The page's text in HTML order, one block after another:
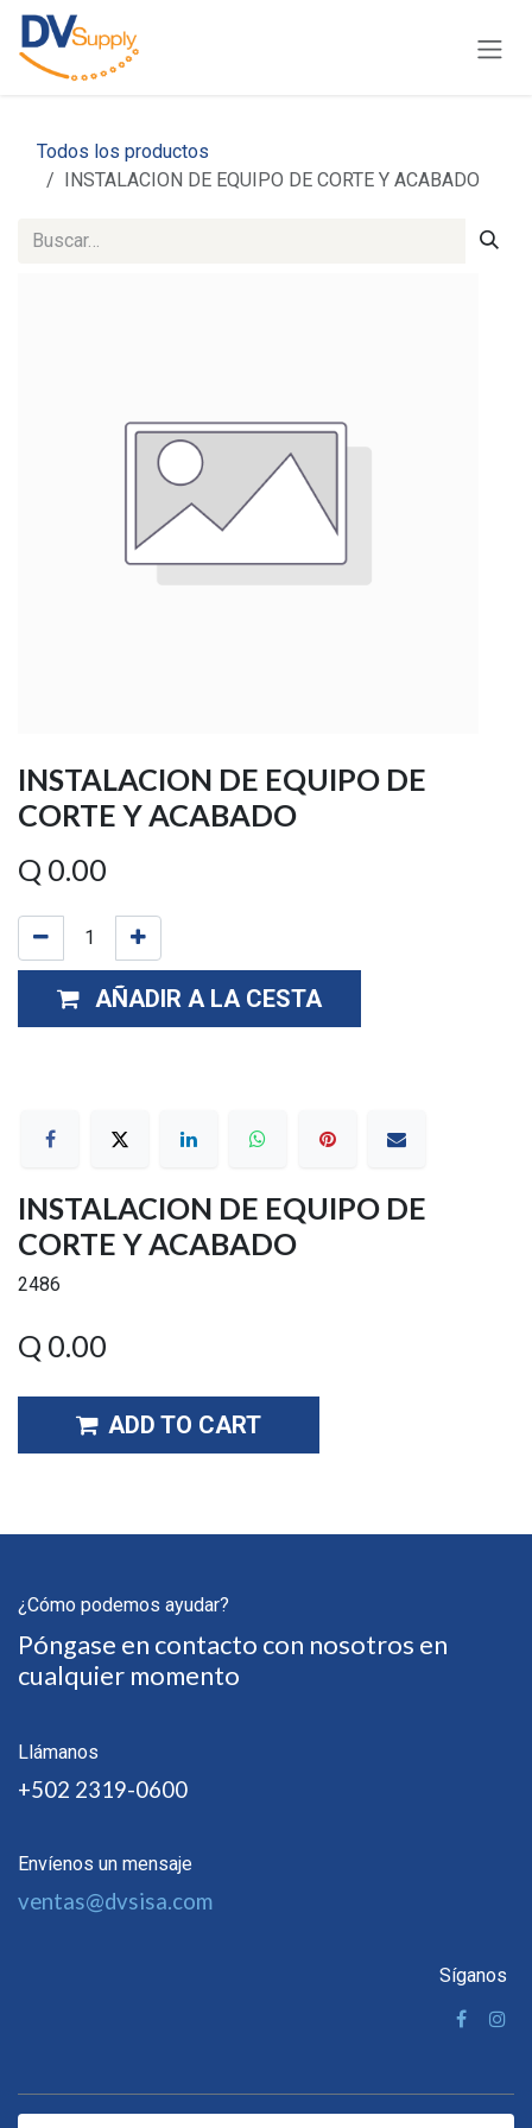
Ir al contenido
Todos los productos
INSTALACION DE EQUIPO DE CORTE Y ACABADO
INSTALACION DE EQUIPO DE
CORTE Y ACABADO
Q 0.00
AÑADIR A LA CESTA
INSTALACION DE EQUIPO DE
CORTE Y ACABADO
2486
Q 0.00
ADD TO CART
¿Cómo podemos ayudar?
Póngase en contacto con nosotros en
cualquier momento
Llámanos
+502 2319-0600
Envíenos un mensaje
ventas@dvsisa.com
Síganos